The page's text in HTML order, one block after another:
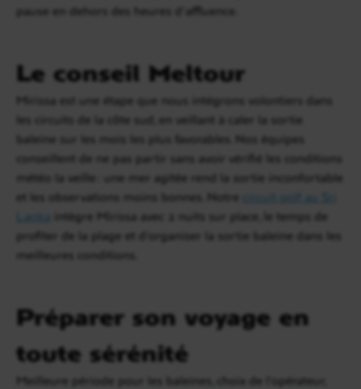
pause en dehors des heures d’affluence.
Le conseil Meltour
Mirissa est une étape que nous intégrons volontiers dans
les circuits de la côte sud, en veillant à caler la sortie
baleine sur les mois les plus favorables. Nos équipes
conseillent de ne pas partir sans avoir vérifié les conditions
météo la veille : une mer agitée rend la sortie inconfortable
et les observations moins bonnes. Notre
circuit golf au Sri
Lanka
intègre Mirissa avec 2 nuits sur place, le temps de
profiter de la plage et d’organiser la sortie baleine dans les
meilleures conditions.
Préparer son voyage en
toute sérénité
Meilleure période pour les baleines, choix de l’opérateur,